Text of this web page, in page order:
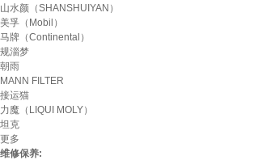
山水颜（SHANSHUIYAN）
美孚（Mobil）
马牌（Continental）
规淄梦
朝雨
MANN FILTER
接运猫
力魔（LIQUI MOLY）
坦克
更多
维修保养: